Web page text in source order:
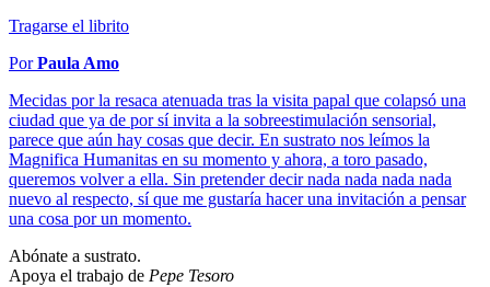
Tragarse el librito
PorPaula Amo
Mecidas por la resaca atenuada tras la visita papal que colapsó una
ciudad que ya de por sí invita a la sobreestimulación sensorial,
parece que aún hay cosas que decir. En sustrato nos leímos la
Magnifica Humanitas en su momento y ahora, a toro pasado,
queremos volver a ella. Sin pretender decir nada nada nada nada
nuevo al respecto, sí que me gustaría hacer una invitación a pensar
una cosa por un momento.
Abónate a sustrato.
Apoya el trabajo de Pepe Tesoro